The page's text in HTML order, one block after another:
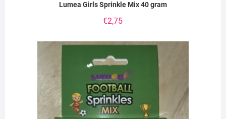
Lumea Girls Sprinkle Mix 40 gram
€2,75